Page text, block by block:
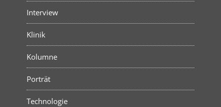
Interview
Klinik
Kolumne
Porträt
Technologie